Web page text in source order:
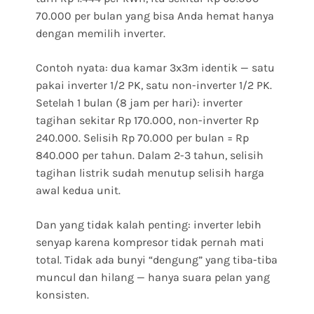
70.000 per bulan yang bisa Anda hemat hanya
dengan memilih inverter.
Contoh nyata: dua kamar 3x3m identik — satu
pakai inverter 1/2 PK, satu non-inverter 1/2 PK.
Setelah 1 bulan (8 jam per hari): inverter
tagihan sekitar Rp 170.000, non-inverter Rp
240.000. Selisih Rp 70.000 per bulan = Rp
840.000 per tahun. Dalam 2-3 tahun, selisih
tagihan listrik sudah menutup selisih harga
awal kedua unit.
Dan yang tidak kalah penting: inverter lebih
senyap karena kompresor tidak pernah mati
total. Tidak ada bunyi “dengung” yang tiba-tiba
muncul dan hilang — hanya suara pelan yang
konsisten.